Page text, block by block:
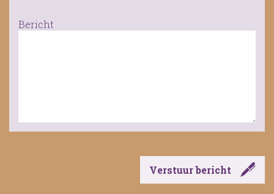
Bericht
Verstuur bericht